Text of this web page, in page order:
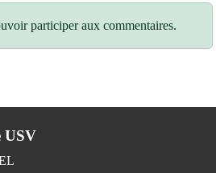
participer aux commentaires.
USV